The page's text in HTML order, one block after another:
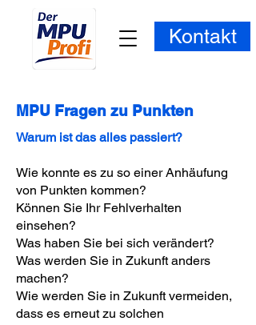
Kontakt
MPU Fragen zu Punkten
Warum ist das alles passiert?
Wie konnte es zu so einer Anhäufung
von Punkten kommen?
Können Sie Ihr Fehlverhalten
einsehen?
Was haben Sie bei sich verändert?
Was werden Sie in Zukunft anders
machen?
Wie werden Sie in Zukunft vermeiden,
dass es erneut zu solchen